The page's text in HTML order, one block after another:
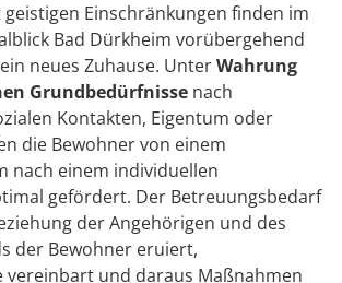
geistigen Einschränkungen finden im
Bad Dürkheim vorübergehend
neues Zuhause. UnterWahrung
Grundbedürfnisse nach
Kontakten, Eigentum oder
die Bewohner von einem
nach einem individuellen
gefördert. Der Betreuungsbedarf
der Angehörigen und des
der Bewohner eruiert,
vereinbart und daraus Maßnahmen